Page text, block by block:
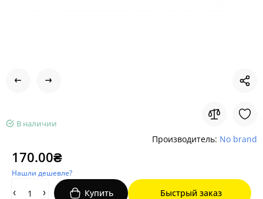
В наличии
Производитель: No brand
170.00₴
Нашли дешевле?
Купить Быстрый заказ